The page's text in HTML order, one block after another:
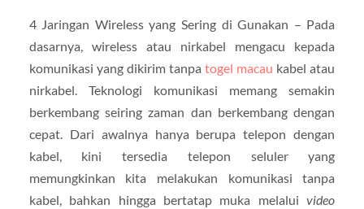
4 Jaringan Wireless yang Sering di Gunakan – Pada
dasarnya, wireless atau nirkabel mengacu kepada
komunikasi yang dikirim tanpatogel macau kabel atau
nirkabel. Teknologi komunikasi memang semakin
berkembang seiring zaman dan berkembang dengan
cepat. Dari awalnya hanya berupa telepon dengan
kabel, kini tersedia telepon seluler yang
memungkinkan kita melakukan komunikasi tanpa
kabel, bahkan hingga bertatap muka melaluivideo